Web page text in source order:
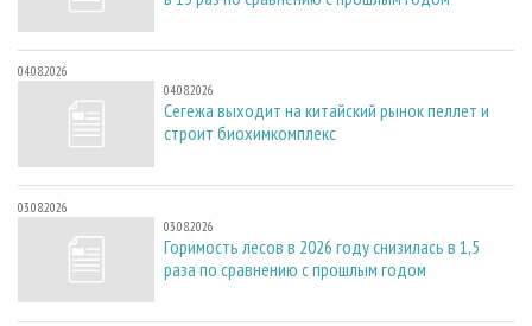
04.08.2026
04.08.2026
Сегежа выходит на китайский рынок пеллет и
строит биохимкомплекс
03.08.2026
03.08.2026
Горимость лесов в 2026 году снизилась в 1,5
раза по сравнению с прошлым годом